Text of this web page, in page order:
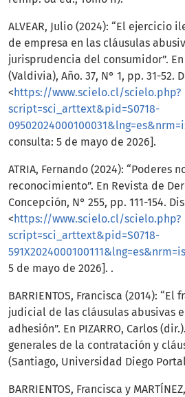
ALVEAR, Julio (2024): “El
de empresa en las cláusulas
jurisprudencia del consumidor”.
(Valdivia), Año. 37, N° 1, pp. 31-52.
< https://www.scielo.cl/scielo.php?
script=sci_arttext&pid=S0718-
consulta: 5 de mayo de 2026].
ATRIA, Fernando (2024): “Poderes
reconocimiento”. En Revista de
Concepción, N° 255, pp. 111-154.
< https://www.scielo.cl/scielo.php?
script=sci_arttext&pid=S0718-
5 de mayo de 2026]. .
BARRIENTOS, Francisca (2014):
judicial de las cláusulas abusivas
adhesión”. En PIZARRO, Carlos
generales de la contratación y
(Santiago, Universidad Diego
BARRIENTOS, Francisca y